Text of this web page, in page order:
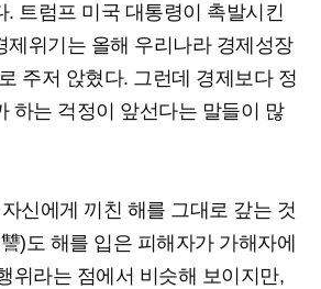
. 트럼프 미국 대통령이 촉발시킨
제위기는 올해 우리나라 경제성장
주저 앉혔다. 그런데 경제보다 정
하는 걱정이 앞선다는 말들이 많
신에게 끼친 해를 그대로 갚는 것
)도 해를 입은 피해자가 가해자에
위라는 점에서 비슷해 보이지만,